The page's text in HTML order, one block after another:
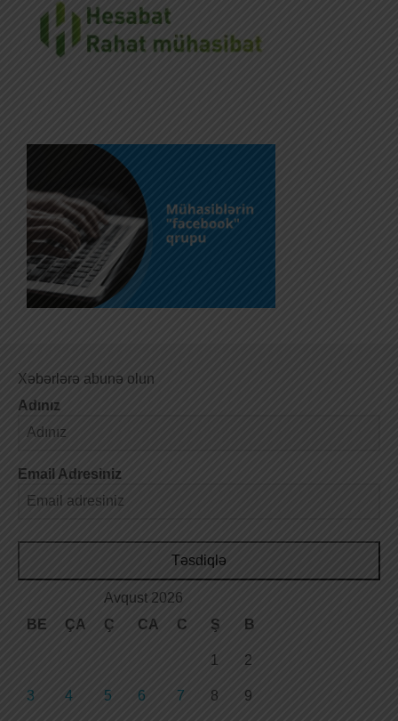
Xəbərlərə abunə olun
Adınız
Email Adresiniz
Təsdiqlə
Avqust 2026
BE
ÇA Ç CA C Ş B
1 2
3 4 5 6 7 8 9